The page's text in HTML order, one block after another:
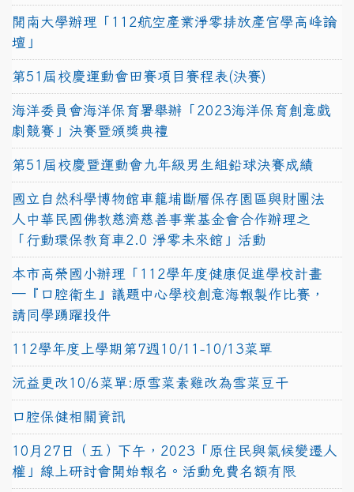
開南大學辦理「112航空產業淨零排放產官學高峰論
壇」
第51屆校慶運動會田賽項目賽程表(決賽)
海洋委員會海洋保育署舉辦「2023海洋保育創意戲
劇競賽」決賽暨頒獎典禮
第51屆校慶暨運動會九年級男生組鉛球決賽成績
國立自然科學博物館車籠埔斷層保存園區與財團法
人中華民國佛教慈濟慈善事業基金會合作辦理之
「行動環保教育車2.0 淨零未來館」活動
本市高榮國小辦理「112學年度健康促進學校計畫
─『口腔衛生』議題中心學校創意海報製作比賽，
請同學踴躍投件
112學年度上學期第7週10/11-10/13菜單
沅益更改10/6菜單:原雪菜素雞改為雪菜豆干
口腔保健相關資訊
10月27日（五）下午，2023「原住民與氣候變遷人
權」線上研討會開始報名。活動免費名額有限